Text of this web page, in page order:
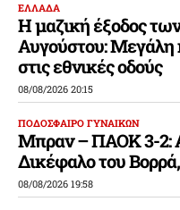
ΕΛΛΑΔΑ
Η μαζική έξοδος
Αυγούστου: Μεγάλη
στις εθνικές οδούς
08/08/2026 20:15
ΠΟΔΟΣΦΑΙΡΟ ΓΥΝΑΙΚΩΝ
Μπραν – ΠΑΟΚ 3-2:
Δικέφαλο του
08/08/2026 19:58